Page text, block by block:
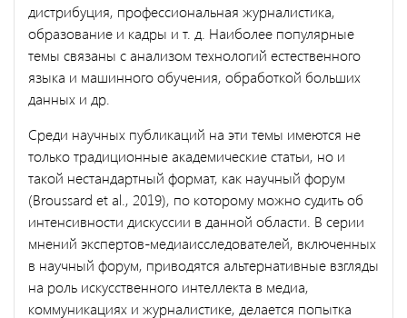
дистрибуция, профессиональная журналистика,
образование и кадры и т. д. Наиболее популярные
темы связаны с анализом технологий естественного
языка и машинного обучения, обработкой больших
данных и др.
Среди научных публикаций на эти темы имеются не
только традиционные академические статьи, но и
такой нестандартный формат, как научный форум
(Broussard et al., 2019), по которому можно судить об
интенсивности дискуссии в данной области. В серии
мнений экспертов-медиаисследователей, включенных
в научный форум, приводятся альтернативные взгляды
на роль искусственного интеллекта в медиа,
коммуникациях и журналистике, делается попытка